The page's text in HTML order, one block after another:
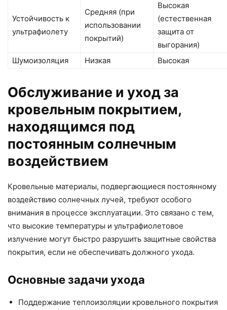
Устойчивость к
ультрафиолету
Средняя (при
использовании
покрытий)
Высокая
(естественная
защита от
выгорания)
Шумоизоляция
Низкая Высокая
Обслуживание и уход за
кровельным покрытием,
находящимся под
постоянным солнечным
воздействием
Кровельные материалы, подвергающиеся постоянному
воздействию солнечных лучей, требуют особого
внимания в процессе эксплуатации. Это связано с тем,
что высокие температуры и ультрафиолетовое
излучение могут быстро разрушить защитные свойства
покрытия, если не обеспечивать должного ухода.
Основные задачи ухода
Поддержание теплоизоляции кровельного покрытия